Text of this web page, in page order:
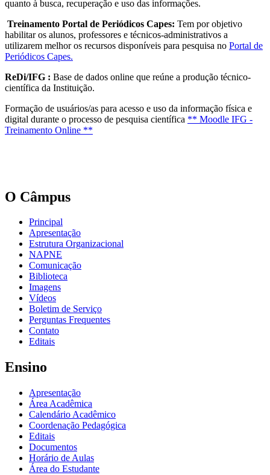
quanto à busca, recuperação e uso das informações.
Treinamento Portal de Periódicos Capes: Tem por objetivo
habilitar os alunos, professores e técnicos-administrativos a
utilizarem melhor os recursos disponíveis para pesquisa no Portal de
Periódicos Capes.
ReDi/IFG : Base de dados online que reúne a produção técnico-
científica da Instituição.
Formação de usuários/as para acesso e uso da informação física e
digital durante o processo de pesquisa científica ** Moodle IFG -
Treinamento Online **
O Câmpus
Principal
Apresentação
Estrutura Organizacional
NAPNE
Comunicação
Biblioteca
Imagens
Vídeos
Boletim de Serviço
Perguntas Frequentes
Contato
Editais
Ensino
Apresentação
Área Acadêmica
Calendário Acadêmico
Coordenação Pedagógica
Editais
Documentos
Horário de Aulas
Área do Estudante